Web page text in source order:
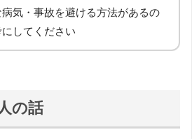
病気・事故を避ける方法があるの
してください
の話